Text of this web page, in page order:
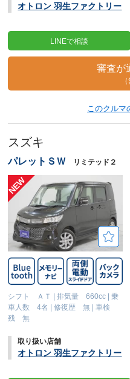
オトロン 羽生ファクトリー
LINEで相談
審査が
このクルマ
スズキ
パレットＳＷ リミテッド２
シフト ＡＴ |排気量 660cc |乗
車人数 4名 |修復歴 無 |車検
残 無
取り扱い店舗
オトロン 羽生ファクトリー